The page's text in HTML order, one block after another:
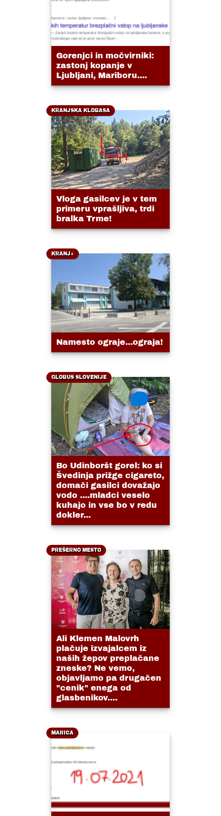
Gorenjci in močvirniki:
zastonj kopanje v
Ljubljani, Mariboru....
KRANJSKA KLOBASA
Vloga gasilcev je v tem
primeru vprašljiva, trdi
bralka Trme!
KRANJ+
Namesto ograje...ograja!
GLOBUS SLOVENIJE
Bo Udinboršt gorel: ko si
Švedinja prižge cigareto,
domači gasilci dovažajo
vodo ....mladci veselo
kuhajo in vse bo v redu
dokler...
PREŠERNO MESTO
Ali Klemen Malovrh
plačuje izvajalcem iz
naših žepov preplačane
zneske? Ne vemo,
objavljamo pa drugačen
"cenik" enega od
glasbenikov....
MARICA